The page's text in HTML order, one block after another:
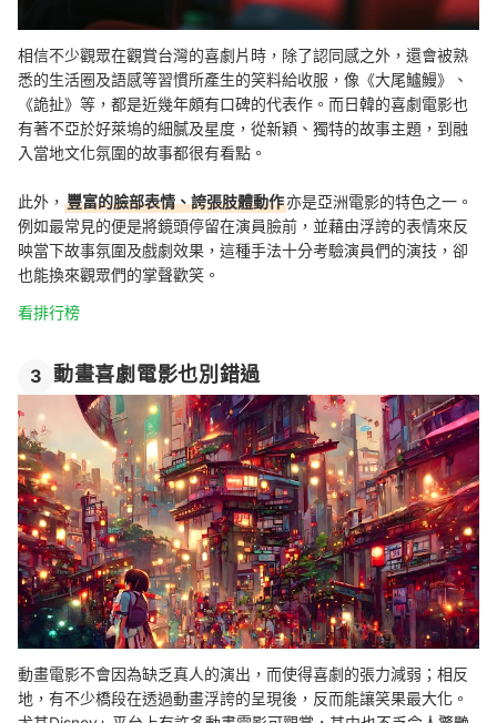
相信不少觀眾在觀賞台灣的喜劇片時，除了認同感之外，還會被熟
悉的生活圈及語感等習慣所產生的笑料給收服，像《大尾鱸鰻》、
《詭扯》等，都是近幾年頗有口碑的代表作。而日韓的喜劇電影也
有著不亞於好萊塢的細膩及星度，從新穎、獨特的故事主題，到融
入當地文化氛圍的故事都很有看點。
此外， 豐富的臉部表情、誇張肢體動作亦是亞洲電影的特色之一。
例如最常見的便是將鏡頭停留在演員臉前，並藉由浮誇的表情來反
映當下故事氛圍及戲劇效果，這種手法十分考驗演員們的演技，卻
也能換來觀眾們的掌聲歡笑。
看排行榜
3 動畫喜劇電影也別錯過
動畫電影不會因為缺乏真人的演出，而使得喜劇的張力減弱；相反
地，有不少橋段在透過動畫浮誇的呈現後，反而能讓笑果最大化。